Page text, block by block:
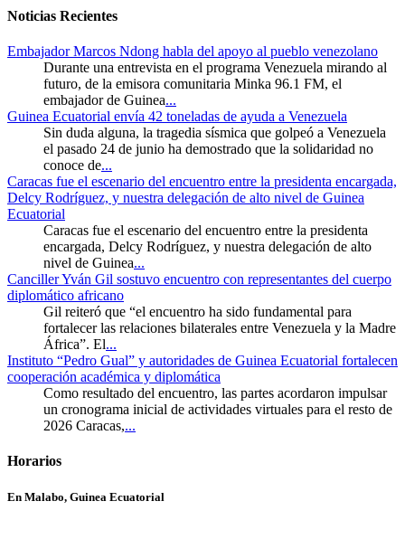
Noticias Recientes
Embajador Marcos Ndong habla del apoyo al pueblo venezolano
Durante una entrevista en el programa Venezuela mirando al
futuro, de la emisora comunitaria Minka 96.1 FM, el
embajador de Guinea...
Guinea Ecuatorial envía 42 toneladas de ayuda a Venezuela
Sin duda alguna, la tragedia sísmica que golpeó a Venezuela
el pasado 24 de junio ha demostrado que la solidaridad no
conoce de...
Caracas fue el escenario del encuentro entre la presidenta encargada,
Delcy Rodríguez, y nuestra delegación de alto nivel de Guinea
Ecuatorial
Caracas fue el escenario del encuentro entre la presidenta
encargada, Delcy Rodríguez, y nuestra delegación de alto
nivel de Guinea...
Canciller Yván Gil sostuvo encuentro con representantes del cuerpo
diplomático africano
Gil reiteró que “el encuentro ha sido fundamental para
fortalecer las relaciones bilaterales entre Venezuela y la Madre
África”. El...
Instituto “Pedro Gual” y autoridades de Guinea Ecuatorial fortalecen
cooperación académica y diplomática
Como resultado del encuentro, las partes acordaron impulsar
un cronograma inicial de actividades virtuales para el resto de
2026 Caracas,...
Horarios
En Malabo, Guinea Ecuatorial